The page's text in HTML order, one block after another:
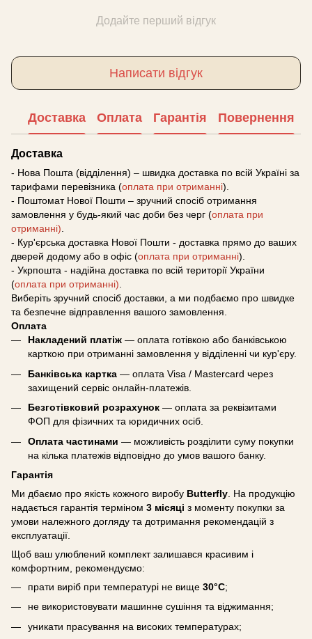
Додайте перший відгук
Написати відгук
Доставка Оплата Гарантія Повернення
Доставка
- Нова Пошта (відділення) – швидка доставка по всій Україні за
тарифами перевізника (оплата при отриманні).
- Поштомат Нової Пошти – зручний спосіб отримання
замовлення у будь-який час доби без черг (оплата при
отриманні).
- Кур'єрська доставка Нової Пошти - доставка прямо до ваших
дверей додому або в офіс (оплата при отриманні).
- Укрпошта - надійна доставка по всій території України
(оплата при отриманні).
Виберіть зручний спосіб доставки, а ми подбаємо про швидке
та безпечне відправлення вашого замовлення.
Оплата
Накладений платіж — оплата готівкою або банківською
карткою при отриманні замовлення у відділенні чи кур'єру.
Банківська картка — оплата Visa / Mastercard через
захищений сервіс онлайн-платежів.
Безготівковий розрахунок — оплата за реквізитами
ФОП для фізичних та юридичних осіб.
Оплата частинами — можливість розділити суму покупки
на кілька платежів відповідно до умов вашого банку.
Гарантія
Ми дбаємо про якість кожного виробу Butterfly . На продукцію
надається гарантія терміном 3 місяці з моменту покупки за
умови належного догляду та дотримання рекомендацій з
експлуатації.
Щоб ваш улюблений комплект залишався красивим і
комфортним, рекомендуємо:
прати виріб при температурі не вище 30°C;
не використовувати машинне сушіння та віджимання;
уникати прасування на високих температурах;